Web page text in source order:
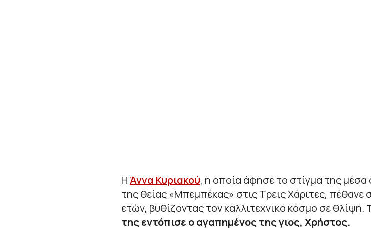
ΗΆννα Κυριακού, η οποία άφησε το στίγμα της μέσα
της θείας «Μπεμπέκας» στις Τρεις Χάριτες, πέθανε
ετών, βυθίζοντας τον καλλιτεχνικό κόσμο σε θλίψη.
της εντόπισε ο αγαπημένος της γιος, Χρήστος.